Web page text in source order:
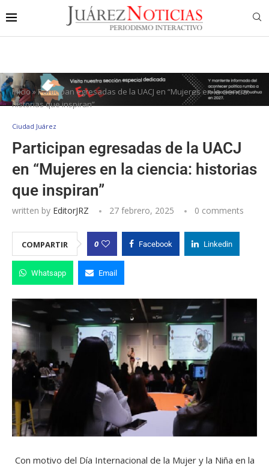
Inicio»Participan egresadas de la UACJ en “Mujeres en la ciencia:
historias que inspiran”
Ciudad Juárez
Participan egresadas de la UACJ
en “Mujeres en la ciencia: historias
que inspiran”
written by EditorJRZ 27 febrero, 2025 0 comments
COMPARTIR 0 Facebook Linkedin
Whatsapp Email
Con motivo del Día Internacional de la Mujer y la Niña en la